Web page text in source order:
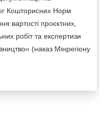
Кошторисних Норм
вартості проєктних,
робіт та експертизи
(наказ Мінрегіону